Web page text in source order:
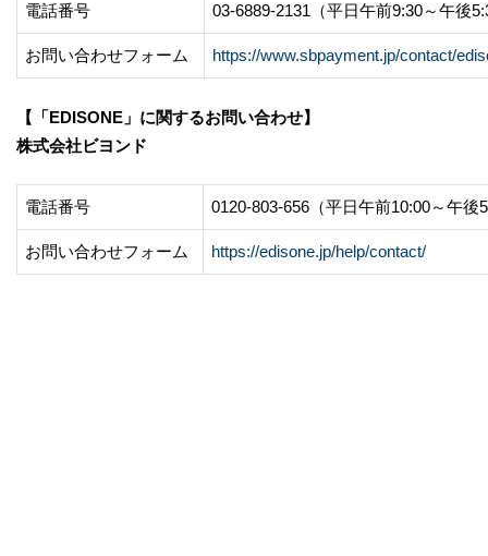
電話番号 03-6889-2131（平日午前9:30～午後
お問い合わせフォーム https://www.sbpayment.jp/contact/
【「EDISONE」に関するお問い合わせ】
株式会社ビヨンド
電話番号 0120-803-656（平日午前10:00～午後
お問い合わせフォーム https://edisone.jp/help/contact/